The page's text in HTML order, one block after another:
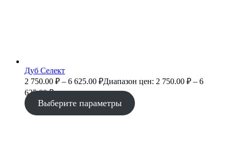
Дуб Селект
2 750.00 ₽ – 6 625.00 ₽Диапазон цен: 2 750.00 ₽ – 6
625.00 ₽
Выберите параметры